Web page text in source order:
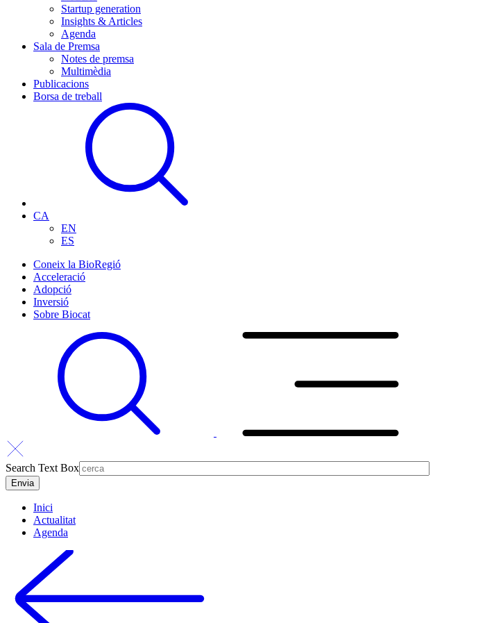
Startup generation
Insights & Articles
Agenda
Sala de Premsa
Notes de premsa
Multimèdia
Publicacions
Borsa de treball
CA
EN
ES
Coneix la BioRegió
Acceleració
Adopció
Inversió
Sobre Biocat
Search Text Box
Inici
Actualitat
Agenda